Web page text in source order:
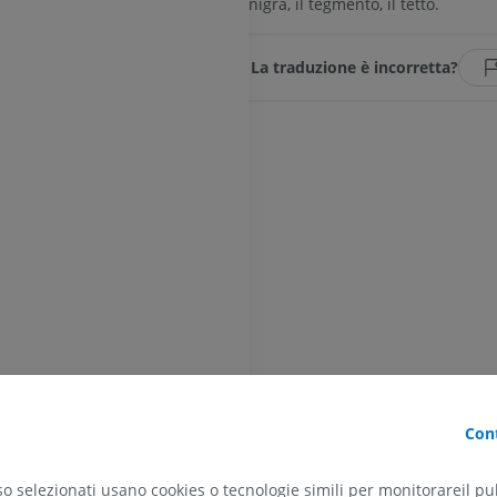
La traduzione è incorretta?
RMN del gomito
selezionati usano cookies o tecnologie simili per monitorareil